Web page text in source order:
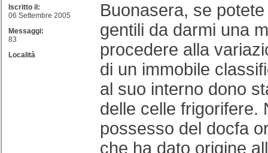
Iscritto il:
06 Settembre 2005
Messaggi:
83
Località
Buonasera, se
gentili da darmi una
procedere alla
di un immobile
al suo interno dono
delle celle frigorifere.
possesso del docfa
che ha dato origine